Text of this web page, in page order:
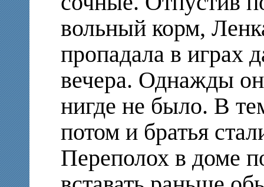
вольный корм,
пропадала в играх
вечера. Однажды
нигде не было. В
потом и братья
Переполох в доме